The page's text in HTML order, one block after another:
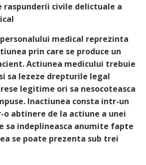
civile delictuale a
medical reprezinta
prin care se produce un
Actiunea medicului trebuie
sa lezeze drepturile legal
legitime ori sa nesocoteasca
Inactiunea consta intr-un
abtinere de la actiune a unei
sa indeplineasca anumite fapte
se poate prezenta sub trei